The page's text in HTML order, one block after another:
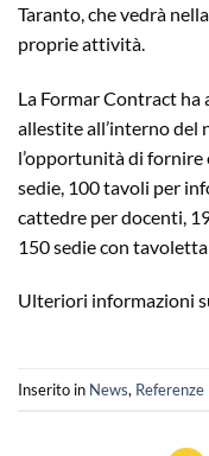
Taranto, che vedrà
proprie attività.
La Formar Contract
allestite all’interno del
l’opportunità di
sedie, 100 tavoli per
cattedre per docenti,
150 sedie con
Ulteriori informazioni
Inserito in News, Referenze